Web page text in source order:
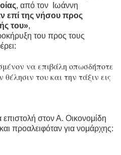
, από τον Ιωάννη
επί της νήσου προς
του»,
του προς τους
να επιβάλη οπωσδήποτε
θέλησιν του και την τάξιν εις
επιστολή στον Α. Οικονομίδη
προαλειφόταν για νομάρχης: